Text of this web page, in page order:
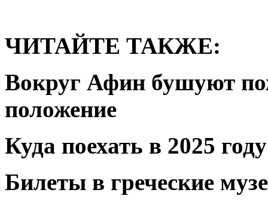
ЧИТАЙТЕ ТАКЖЕ:
Вокруг Афин бушуют
положение
Куда поехать в 2025
Билеты в греческие